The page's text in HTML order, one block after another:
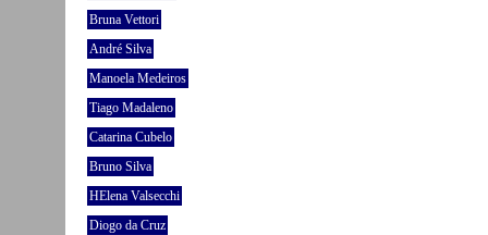
Bruna Vettori
André Silva
Manoela Medeiros
Tiago Madaleno
Catarina Cubelo
Bruno Silva
HElena Valsecchi
Diogo da Cruz